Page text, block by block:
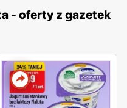
- oferty z gazetek